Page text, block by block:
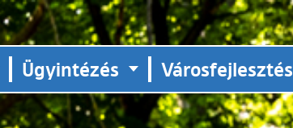
Ügyintézés Városfejlesztés